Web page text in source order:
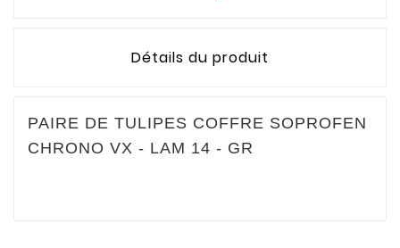
Détails du produit
PAIRE DE TULIPES COFFRE SOPROFEN
CHRONO VX - LAM 14 - GR